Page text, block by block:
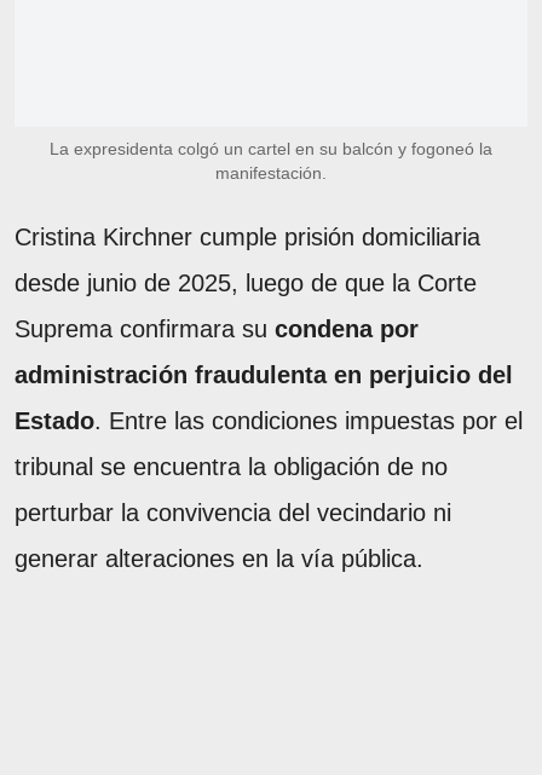
La expresidenta colgó un cartel en su balcón y fogoneó la
manifestación.
Cristina Kirchner cumple prisión domiciliaria
desde junio de 2025, luego de que la Corte
Suprema confirmara su condena por
administración fraudulenta en perjuicio del
Estado. Entre las condiciones impuestas por el
tribunal se encuentra la obligación de no
perturbar la convivencia del vecindario ni
generar alteraciones en la vía pública.